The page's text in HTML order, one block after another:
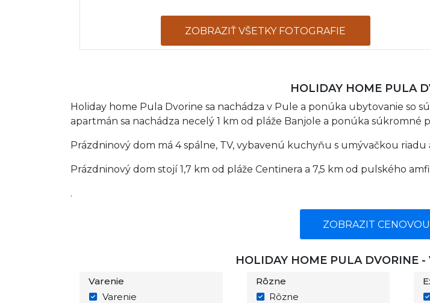
ZOBRAZIŤ VŠETKY FOTOGRAFIE
HOLIDAY HOME PULA
Holiday home Pula Dvorine sa nachádza v Pule a ponúka ubytovanie so
apartmán sa nachádza necelý 1 km od pláže Banjole a ponúka súkromné
Prázdninový dom má 4 spálne, TV, vybavenú kuchyňu s umývačkou
Prázdninový dom stojí 1,7 km od pláže Centinera a 7,5 km od pulského
.
ZOBRAZIT
HOLIDAY HOME PULA DVORINE
Varenie
Varenie
Rôzne
Rôzne